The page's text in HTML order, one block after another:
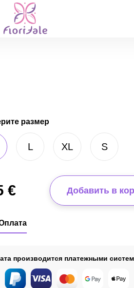
размер
L XL S
€ Добавить в
производится платежными